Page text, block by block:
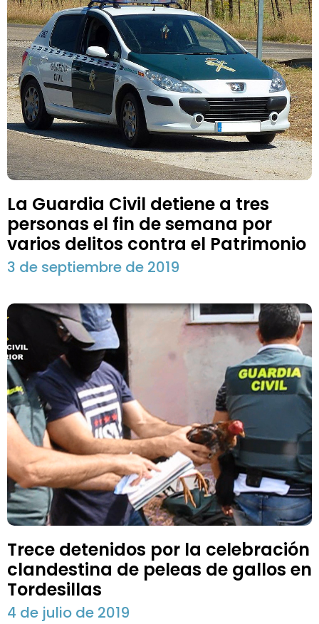
La Guardia Civil detiene a tres
personas el fin de semana por
varios delitos contra el Patrimonio
3 de septiembre de 2019
Trece detenidos por la celebración
clandestina de peleas de gallos en
Tordesillas
4 de julio de 2019